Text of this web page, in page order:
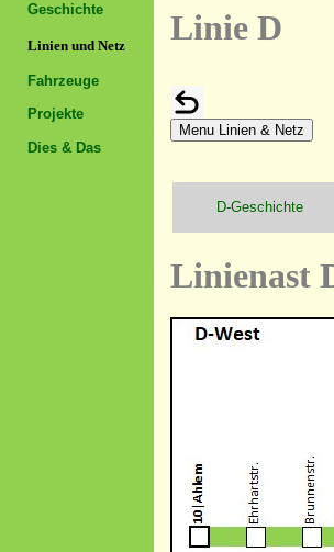
Geschichte
Linien und Netz
Fahrzeuge
Projekte
Dies & Das
Linie D
Menu Linien & Netz
D-Geschichte
Linienast